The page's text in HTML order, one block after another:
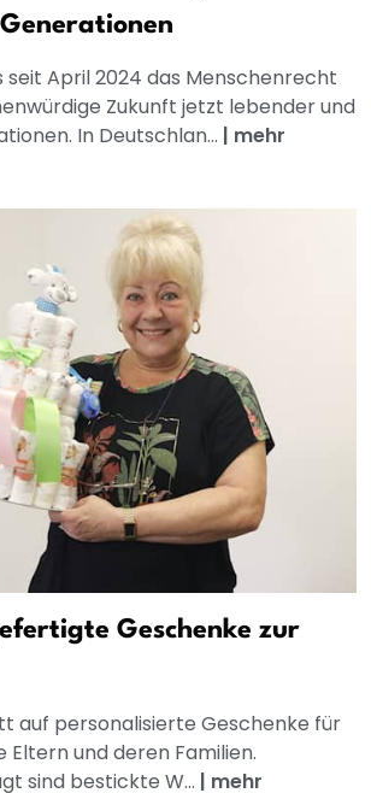
seit April 2024 das Menschenrecht
Zukunft jetzt lebender und
In Deutschlan... | mehr
Geschenke zur
auf personalisierte Geschenke für
und deren Familien.
sind bestickte W... | mehr